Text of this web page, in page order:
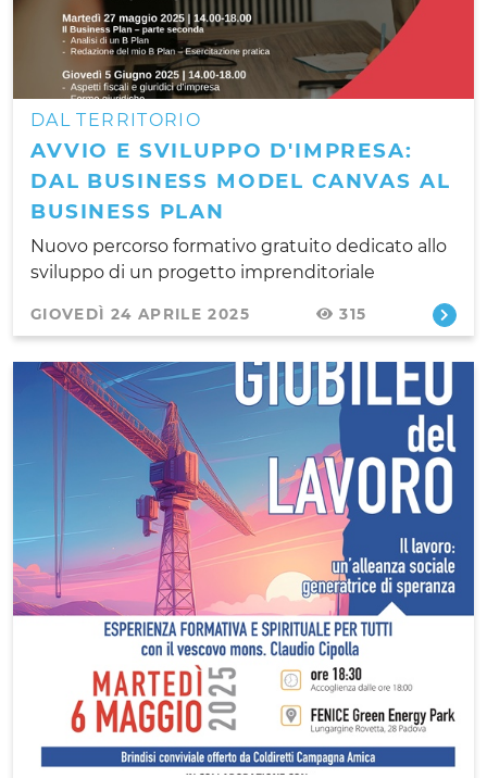
DAL TERRITORIO
AVVIO E SVILUPPO D'IMPRESA:
DAL BUSINESS MODEL CANVAS AL
BUSINESS PLAN
Nuovo percorso formativo gratuito dedicato allo
sviluppo di un progetto imprenditoriale
GIOVEDÌ 24 APRILE 2025 315